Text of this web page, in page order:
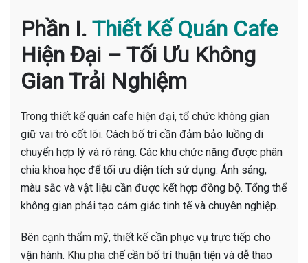
Phần I. Thiết Kế Quán Cafe
Hiện Đại – Tối Ưu Không
Gian Trải Nghiệm
Trong thiết kế quán cafe hiện đại, tổ chức không gian
giữ vai trò cốt lõi. Cách bố trí cần đảm bảo luồng di
chuyển hợp lý và rõ ràng. Các khu chức năng được phân
chia khoa học để tối ưu diện tích sử dụng. Ánh sáng,
màu sắc và vật liệu cần được kết hợp đồng bộ. Tổng thể
không gian phải tạo cảm giác tinh tế và chuyên nghiệp.
Bên cạnh thẩm mỹ, thiết kế cần phục vụ trực tiếp cho
vận hành. Khu pha chế cần bố trí thuận tiện và dễ thao